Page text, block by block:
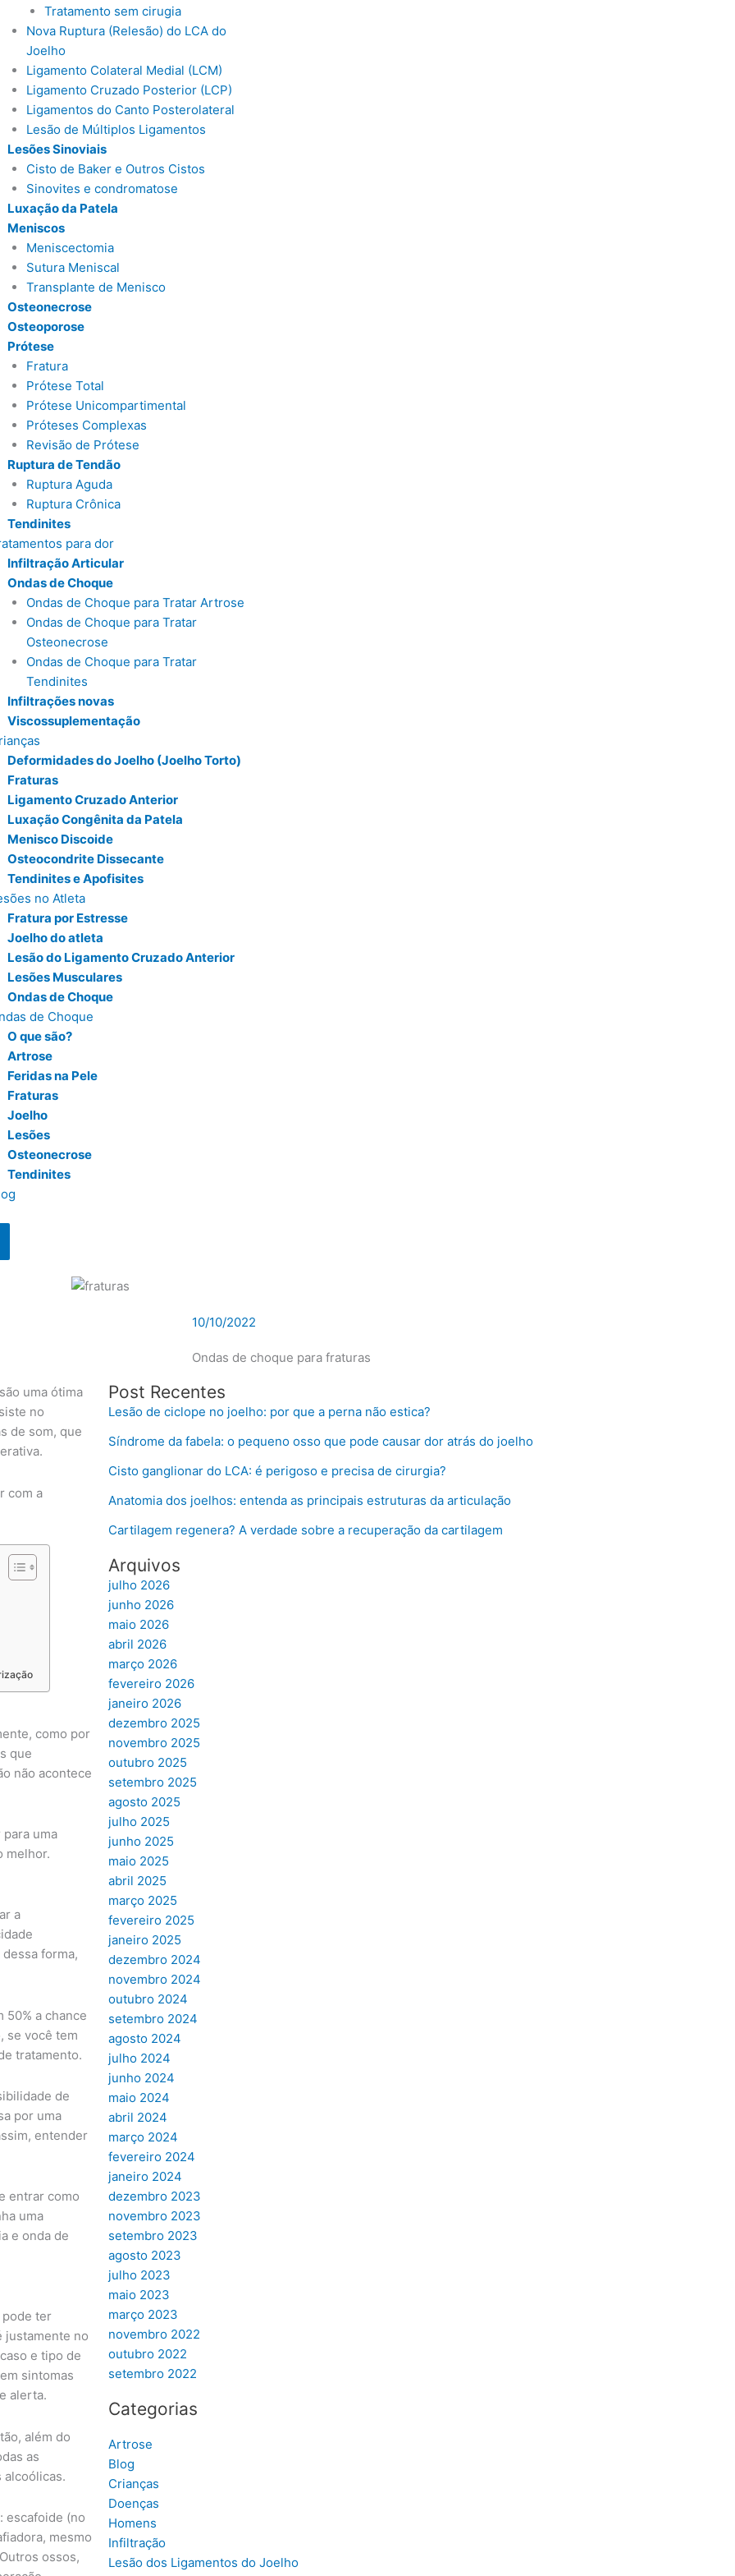
Tratamento sem cirugia
Nova Ruptura (Relesão) do LCA do
Joelho
Ligamento Colateral Medial (LCM)
Ligamento Cruzado Posterior (LCP)
Ligamentos do Canto Posterolateral
Lesão de Múltiplos Ligamentos
Lesões Sinoviais
Cisto de Baker e Outros Cistos
Sinovites e condromatose
Luxação da Patela
Meniscos
Meniscectomia
Sutura Meniscal
Transplante de Menisco
Osteonecrose
Osteoporose
Prótese
Fratura
Prótese Total
Prótese Unicompartimental
Próteses Complexas
Revisão de Prótese
Ruptura de Tendão
Ruptura Aguda
Ruptura Crônica
Tendinites
para dor
Infiltração Articular
Ondas de Choque
Ondas de Choque para Tratar Artrose
Ondas de Choque para Tratar
Osteonecrose
Ondas de Choque para Tratar
Tendinites
Infiltrações novas
Viscossuplementação
Deformidades do Joelho (Joelho Torto)
Fraturas
Ligamento Cruzado Anterior
Luxação Congênita da Patela
Menisco Discoide
Osteocondrite Dissecante
Tendinites e Apofisites
no Atleta
Fratura por Estresse
Joelho do atleta
Lesão do Ligamento Cruzado Anterior
Lesões Musculares
Ondas de Choque
de Choque
O que são?
Artrose
Feridas na Pele
Fraturas
Joelho
Lesões
Osteonecrose
Tendinites
10/10/2022
Ondas de choque para fraturas
uma ótima
no
de som, que
com a
como por
que
não acontece
uma
melhor.
a
forma,
a chance
se você tem
tratamento.
de
por uma
entender
entrar como
uma
e onda de
pode ter
justamente no
e tipo de
sintomas
alerta.
além do
as
alcoólicas.
escafoide (no
mesmo
ossos,
Post Recentes
Lesão de ciclope no joelho: por que a perna não estica?
Síndrome da fabela: o pequeno osso que pode causar dor atrás do joelho
Cisto ganglionar do LCA: é perigoso e precisa de cirurgia?
Anatomia dos joelhos: entenda as principais estruturas da articulação
Cartilagem regenera? A verdade sobre a recuperação da cartilagem
Arquivos
julho 2026
junho 2026
maio 2026
abril 2026
março 2026
fevereiro 2026
janeiro 2026
dezembro 2025
novembro 2025
outubro 2025
setembro 2025
agosto 2025
julho 2025
junho 2025
maio 2025
abril 2025
março 2025
fevereiro 2025
janeiro 2025
dezembro 2024
novembro 2024
outubro 2024
setembro 2024
agosto 2024
julho 2024
junho 2024
maio 2024
abril 2024
março 2024
fevereiro 2024
janeiro 2024
dezembro 2023
novembro 2023
setembro 2023
agosto 2023
julho 2023
maio 2023
março 2023
novembro 2022
outubro 2022
setembro 2022
Categorias
Artrose
Blog
Crianças
Doenças
Homens
Infiltração
Lesão dos Ligamentos do Joelho